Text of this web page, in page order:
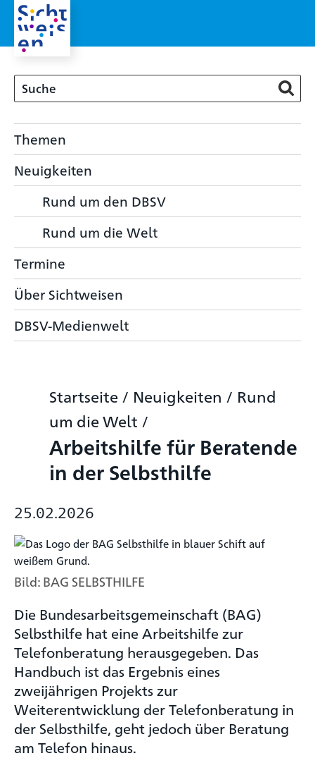
Themen
Neuigkeiten
Rund um den DBSV
Rund um die Welt
Termine
Über Sichtweisen
DBSV-Medienwelt
Startseite / Neuigkeiten / Rund
um die Welt /
Arbeitshilfe für Beratende
in der Selbsthilfe
25.02.2026
Bild: BAG SELBSTHILFE
Die Bundesarbeitsgemeinschaft (BAG)
Selbsthilfe hat eine Arbeitshilfe zur
Telefonberatung herausgegeben. Das
Handbuch ist das Ergebnis eines
zweijährigen Projekts zur
Weiterentwicklung der Telefonberatung in
der Selbsthilfe, geht jedoch über Beratung
am Telefon hinaus.